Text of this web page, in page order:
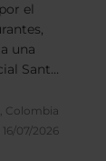
el
Santa
de
super
Colombia
16/07/2026